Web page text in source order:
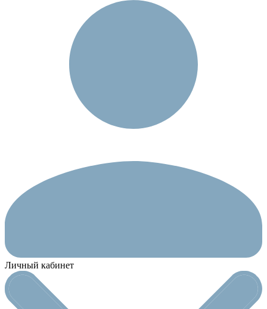
Личный кабинет